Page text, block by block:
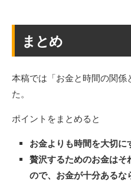
まとめ
本稿では「お金と時間の関係
た。
ポイントをまとめると
お金よりも時間を大切に
贅沢するためのお金はそ
ので、お金が十分あるな